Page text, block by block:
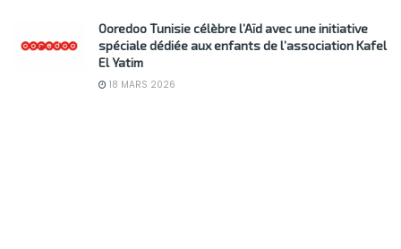
Ooredoo Tunisie célèbre l’Aïd avec une initiative
spéciale dédiée aux enfants de l’association Kafel
El Yatim
18 MARS 2026